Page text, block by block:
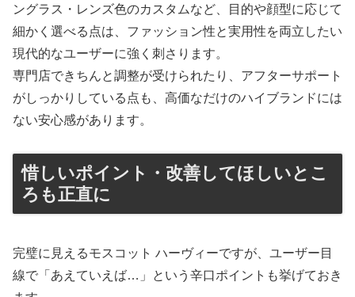
ングラス・レンズ色のカスタムなど、目的や顔型に応じて
細かく選べる点は、ファッション性と実用性を両立したい
現代的なユーザーに強く刺さります。
専門店できちんと調整が受けられたり、アフターサポート
がしっかりしている点も、高価なだけのハイブランドには
ない安心感があります。
惜しいポイント・改善してほしいとこ
ろも正直に
完璧に見えるモスコット ハーヴィーですが、ユーザー目
線で「あえていえば…」という辛口ポイントも挙げておき